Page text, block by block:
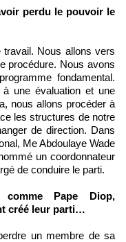
Nous allons vers
procédure. Nous avons
fondamental.
une évaluation et une
nous allons procéder à
les structures de notre
de direction. Dans
Me Abdoulaye Wade
un coordonnateur
de conduire le parti.
Pape Diop,
créé leur parti…
un membre de sa